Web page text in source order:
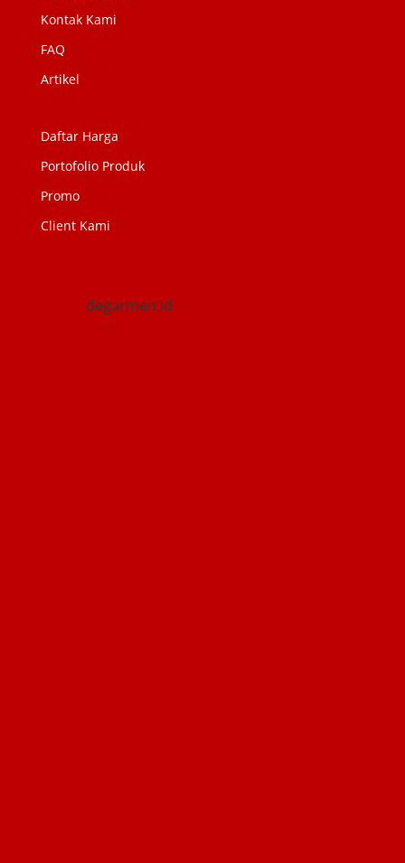
Kontak Kami
FAQ
Artikel
Daftar Harga
Portofolio Produk
Promo
Client Kami
degarmen.id